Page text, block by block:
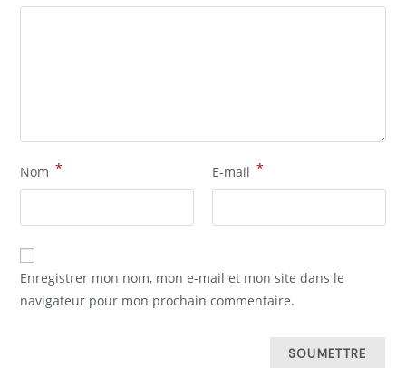
Nom * E-mail *
Enregistrer mon nom, mon e-mail et mon site dans le
navigateur pour mon prochain commentaire.